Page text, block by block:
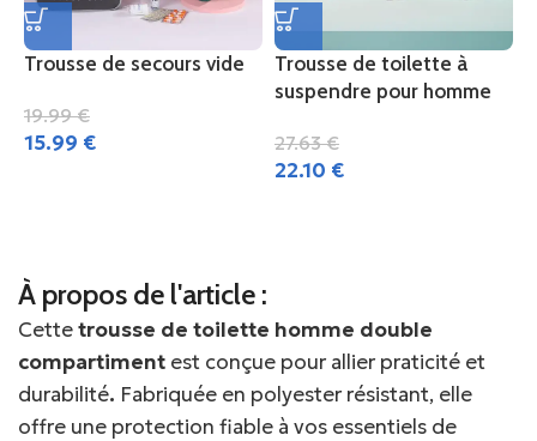
Trousse de secours vide
19.99€
15.99 €
Trousse de toilette à
suspendre pour homme
27.63€
22.10 €
À propos de l'article :
Cettetrousse de toilette homme double
compartiment est conçue pour allier praticité et
durabilité. Fabriquée en polyester résistant, elle
offre une protection fiable à vos essentiels de